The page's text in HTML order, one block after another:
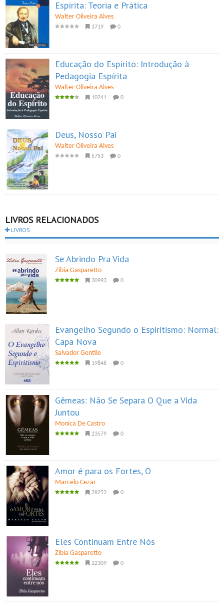
Espírita: Teoria e Prática
Walter Oliveira Alves
3719 0
Educação do Espírito: Introdução à
Pedagogia Espírita
Walter Oliveira Alves
10241 0
Deus, Nosso Pai
Walter Oliveira Alves
5753 0
LIVROS RELACIONADOS
LIVROS
Se Abrindo Pra Vida
Zibia Gasparetto
30993 0
Evangelho Segundo o Espiritismo: Normal:
Capa Nova
Salvador Gentile
19846 0
Gêmeas: Não Se Separa O Que a Vida
Juntou
Monica De Castro
23579 0
Amor é para os Fortes, O
Marcelo Cezar
28252 0
Eles Continuam Entre Nós
Zibia Gasparetto
22309 0